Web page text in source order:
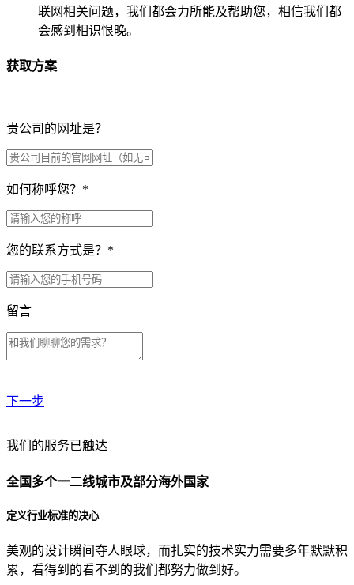
联网相关问题，我们都会力所能及帮助您，相信我们都
会感到相识恨晚。
获取方案
贵公司的网址是？
如何称呼您？ *
您的联系方式是？ *
留言
下一步
贵公司预算范围是？
贵公司的团队规模是？
目前主要的营销渠道是？
我们的服务已触达
全国多个一二线城市及部分海外国家
定义行业标准的决心
美观的设计瞬间夺人眼球，而扎实的技术实力需要多年默默积
累，看得到的看不到的我们都努力做到好。